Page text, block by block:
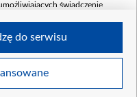
A. w likwidacji
świadczenie
przez Ciebie
do serwisu